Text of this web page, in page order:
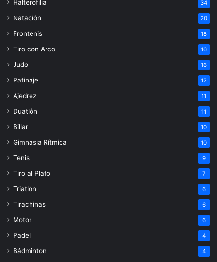
Halterofilia 34
Natación 20
Frontenis 18
Tiro con Arco 16
Judo 16
Patinaje 12
Ajedrez 11
Duatlón 11
Billar 10
Gimnasia Rítmica 10
Tenis 9
Tiro al Plato 7
Triatlón 6
Tirachinas 6
Motor 6
Padel 4
Bádminton 4